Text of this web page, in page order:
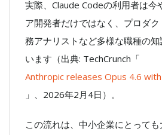
実際、Claude Codeの利用者は今
ア開発者だけではなく、プロダ
務アナリストなど多様な職種の
います（出典: TechCrunch「
Anthropic releases Opus 4.6 with
」、2026年2月4日）。
この流れは、中小企業にとって